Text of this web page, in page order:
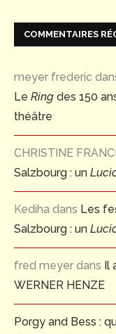
COMMENTAIRES
meyer frederic
Le Ring des 150
théâtre
CHRISTINE
Salzbourg : un
Kediha dans Les
Salzbourg : un
fred meyer dans Il
WERNER HENZE
Porgy and Bess :